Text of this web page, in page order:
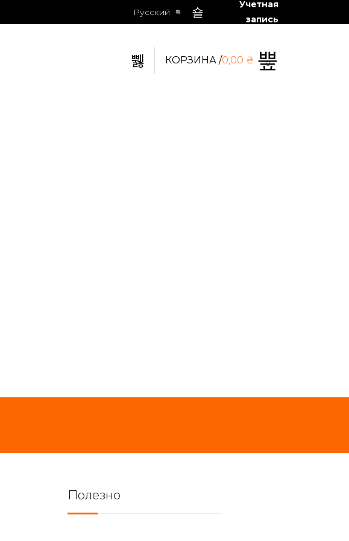
Русский
Учетная
запись
0
КОРЗИНА /0,00 ₴
Полезно